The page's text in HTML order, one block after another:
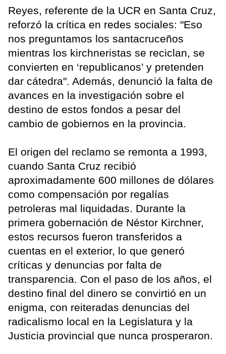
Reyes, referente de la UCR en Santa Cruz,
reforzó la crítica en redes sociales: "Eso
nos preguntamos los santacruceños
mientras los kirchneristas se reciclan, se
convierten en ‘republicanos’ y pretenden
dar cátedra". Además, denunció la falta de
avances en la investigación sobre el
destino de estos fondos a pesar del
cambio de gobiernos en la provincia.
El origen del reclamo se remonta a 1993,
cuando Santa Cruz recibió
aproximadamente 600 millones de dólares
como compensación por regalías
petroleras mal liquidadas. Durante la
primera gobernación de Néstor Kirchner,
estos recursos fueron transferidos a
cuentas en el exterior, lo que generó
críticas y denuncias por falta de
transparencia. Con el paso de los años, el
destino final del dinero se convirtió en un
enigma, con reiteradas denuncias del
radicalismo local en la Legislatura y la
Justicia provincial que nunca prosperaron.